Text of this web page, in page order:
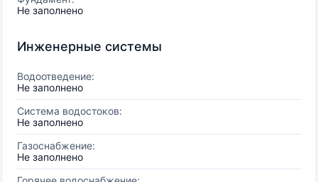
Не заполнено
Инженерные системы
Водоотведение:
Не заполнено
Система водостоков:
Не заполнено
Газоснабжение:
Не заполнено